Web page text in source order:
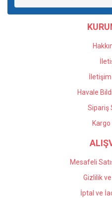
Ürün bilgilerinde hatalar
Ürün fiyatı diğer sitelerden
Havale
Sipariş
Mesafeli
Gizlilik
İptal ve